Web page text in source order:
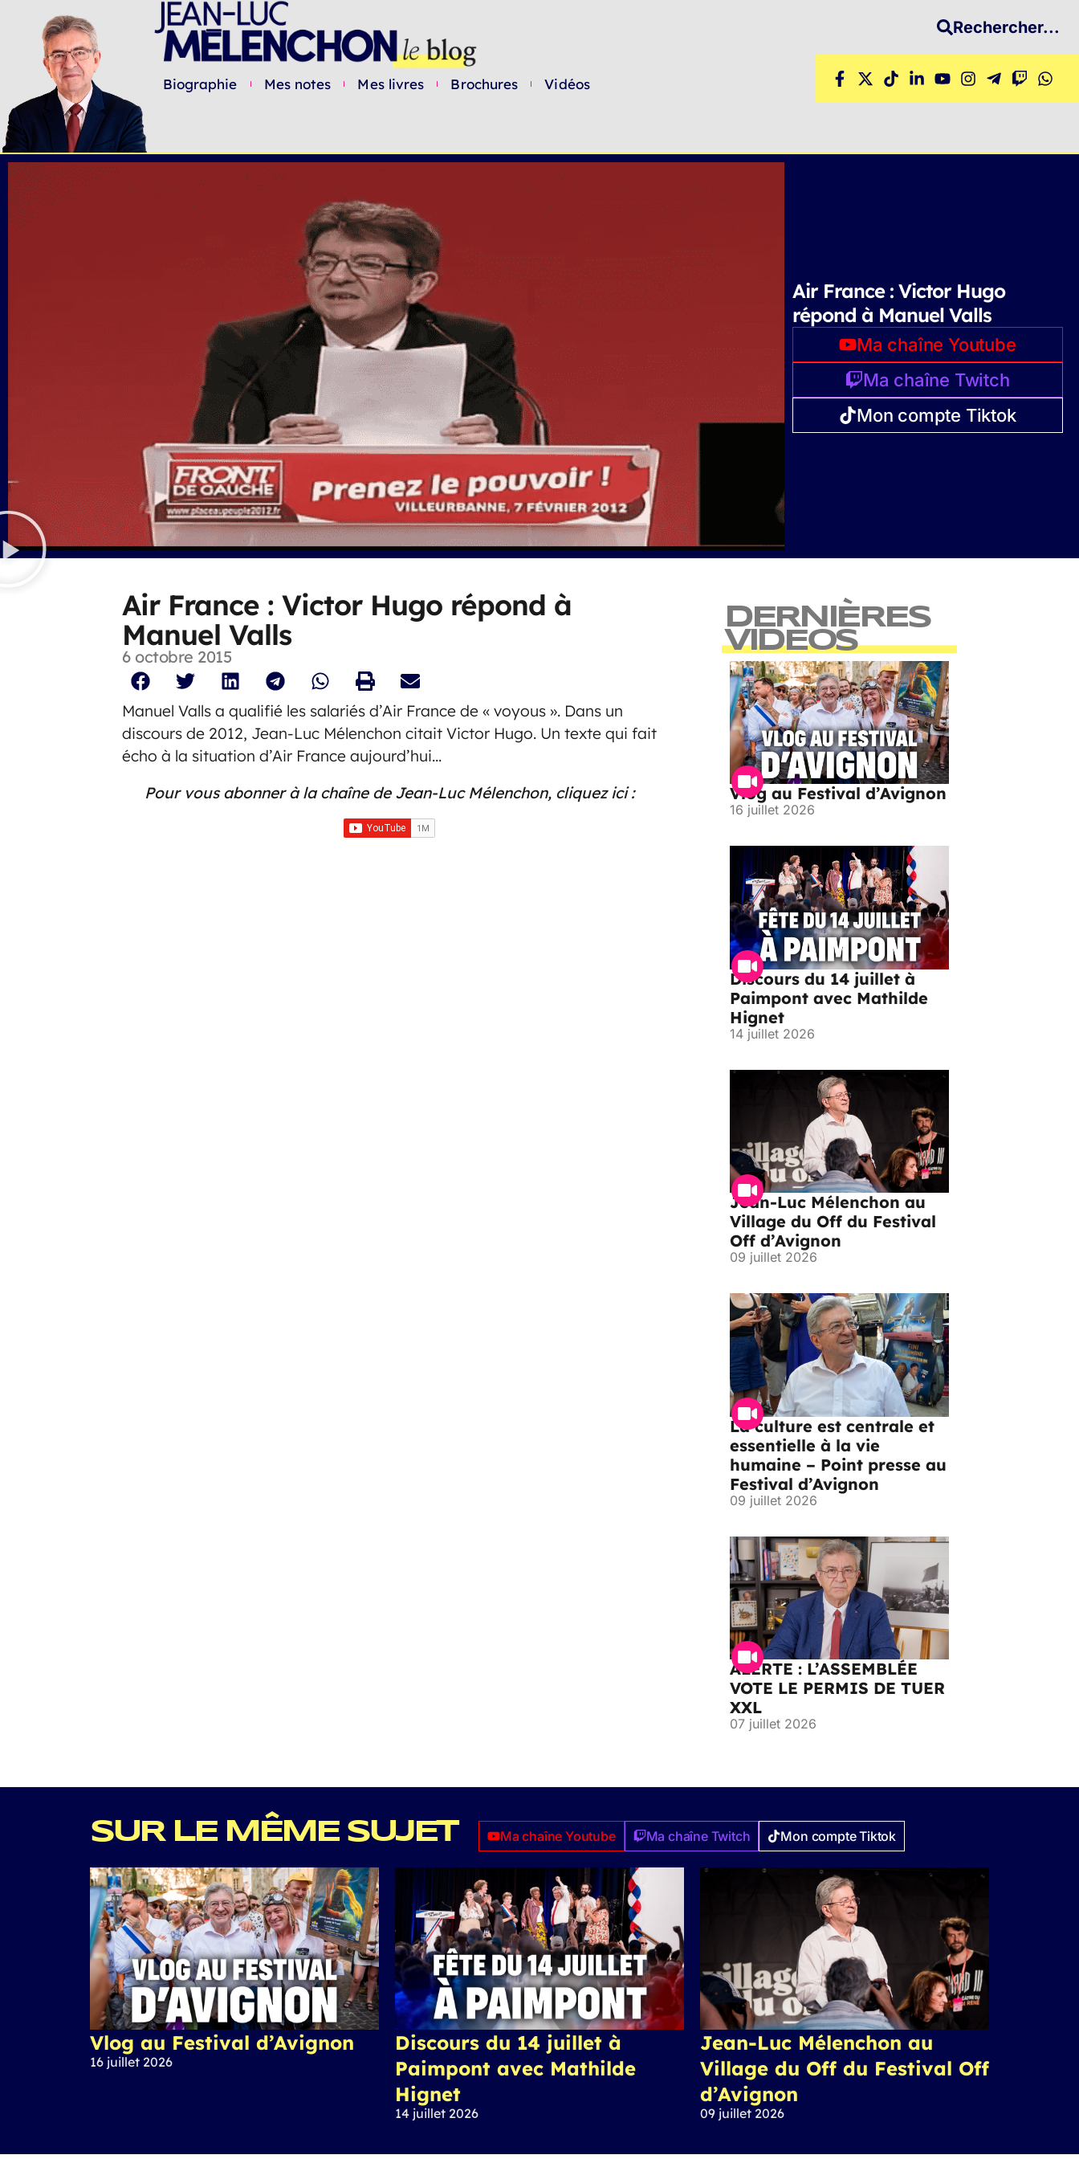
Biographie Mes notes Mes livres Brochures Vidéos
Rechercher...
Air France : Victor Hugo
répond à Manuel Valls
Ma chaîne Youtube
Ma chaîne Twitch
Mon compte Tiktok
Air France : Victor Hugo répond à
Manuel Valls
6 octobre 2015
Manuel Valls a qualifié les salariés d’Air France de « voyous ». Dans un
discours de 2012, Jean-Luc Mélenchon citait Victor Hugo. Un texte qui fait
écho à la situation d’Air France aujourd’hui…
Pour vous abonner à la chaîne de Jean-Luc Mélenchon, cliquez ici :
DERNIÈRES
VIDEOS
Vlog au Festival d’Avignon
16 juillet 2026
Discours du 14 juillet à
Paimpont avec Mathilde
Hignet
14 juillet 2026
Jean-Luc Mélenchon au
Village du Off du Festival
Off d’Avignon
09 juillet 2026
La culture est centrale et
essentielle à la vie
humaine – Point presse au
Festival d’Avignon
09 juillet 2026
ALERTE : L’ASSEMBLÉE
VOTE LE PERMIS DE TUER
XXL
07 juillet 2026
SUR LE MÊME SUJET Ma chaîne Youtube Ma chaîne Twitch Mon compte Tiktok
Vlog au Festival d’Avignon
16 juillet 2026
Discours du 14 juillet à
Paimpont avec Mathilde
Hignet
14 juillet 2026
Jean-Luc Mélenchon au
Village du Off du Festival Off
d’Avignon
09 juillet 2026